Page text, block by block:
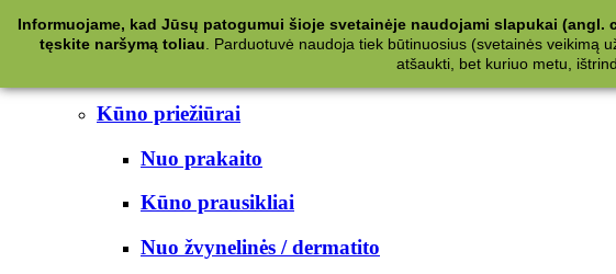
Kategorijos
Kūno priežiūrai
Nuo prakaito
Kūno prausikliai
Nuo žvynelinės / dermatito
Informuojame, kad Jūsų patogumui šioje svetainėje naudojami slapukai (angl.
tęskite naršymą toliau
Parduotuvė naudoja tiek būtinuosius (svetainės veikimą
atšaukti, bet kuriuo metu,